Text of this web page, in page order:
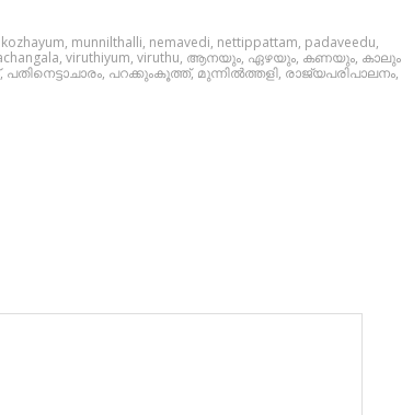
kozhayum, munnilthalli, nemavedi, nettippattam, padaveedu,
, viruthiyum, viruthu, ആനയും, ഏഴയും, കണയും, കാലും
, പതിനെട്ടാചാരം, പറക്കുംകൂത്ത്, മുന്നില്‍ത്തളി, രാജ്യപരിപാലനം,